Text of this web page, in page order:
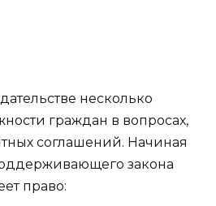
несколько
граждан в вопросах,
соглашений. Начиная
закона
право: